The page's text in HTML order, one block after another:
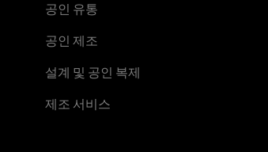
공인 유통
공인 제조
설계 및 공인 복제
제조 서비스